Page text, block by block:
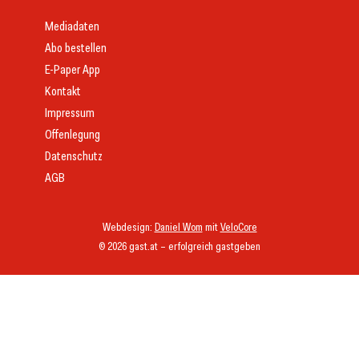
© 2026 gast.at – erfolgreich gastgeben
Webdesign: Daniel Wom mitVeloCore
Mediadaten
Abo bestellen
E-Paper App
Kontakt
Impressum
Offenlegung
Datenschutz
AGB